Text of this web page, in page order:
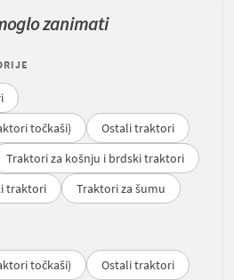
zanimati
točkaši)
Ostali traktori
Traktori za košnju i brdski traktori
traktori
Traktori za šumu
točkaši)
Ostali traktori